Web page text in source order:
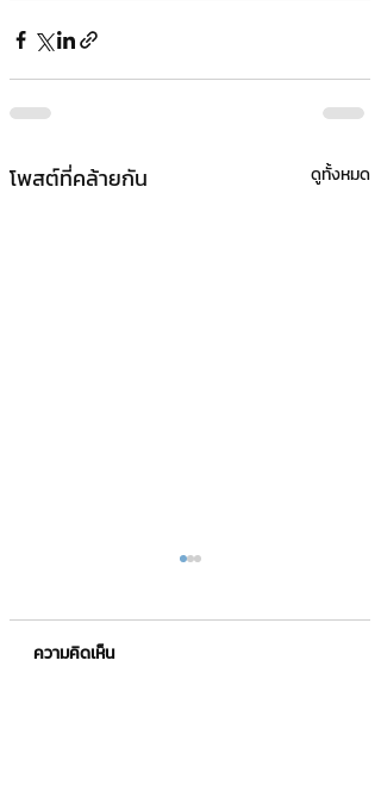
โพสต์ที่คล้ายกัน ดูทั้งหมด
ความคิดเห็น